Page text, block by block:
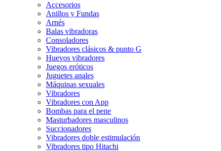
Accesorios
Anillos y Fundas
Arnés
Balas vibradoras
Consoladores
Vibradores clásicos & punto G
Huevos vibradores
Juegos eróticos
Juguetes anales
Máquinas sexuales
Vibradores
Vibradores con App
Bombas para el pene
Masturbadores masculinos
Succionadores
Vibradores doble estimulación
Vibradores tipo Hitachi